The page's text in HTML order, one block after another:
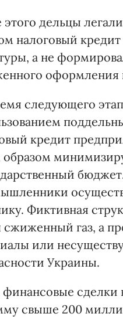
этого дельцы
налоговый
а не
оформления
следующего
кредит
Фиктивная
сжиженный газ, а
или
Украины.
сделки
свыше 200